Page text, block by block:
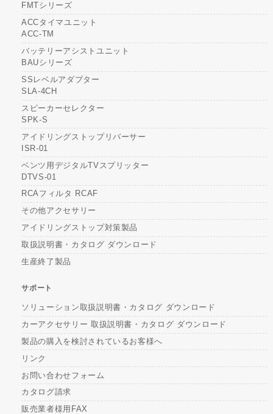
FMTシリーズ
ACCタイマユニット
ACC-TM
バッテリーアシストユニット
BAUシリーズ
SSレベルアダプター
SLA-4CH
スピーカーセレクター
SPK-S
アイドリングストップリバーサー
ISR-01
ベンツ用デジタルTVスプリッター
DTVS-01
RCAフィルタ RCAF
その他アクセサリー
アイドリングストップ対策製品
取扱説明書・カタログ ダウンロード
生産終了製品
サポート
ソリューション取扱説明書・カタログ ダウンロード
カーアクセサリー 取扱説明書・カタログ ダウンロード
製品の購入を検討されているお客様へ
リンク
お問い合わせフォーム
カタログ請求
販売業者様用FAX